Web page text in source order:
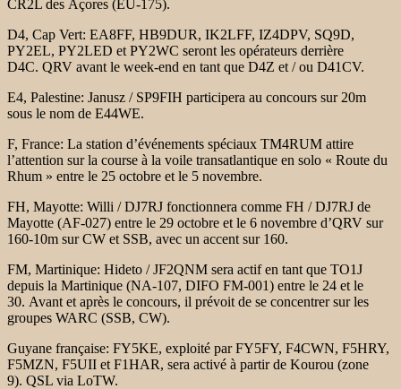
CR2L des Açores (EU-175).
D4, Cap Vert: EA8FF, HB9DUR, IK2LFF, IZ4DPV, SQ9D,
PY2EL, PY2LED et PY2WC seront les opérateurs derrière
D4C. QRV avant le week-end en tant que D4Z et / ou D41CV.
E4, Palestine: Janusz / SP9FIH participera au concours sur 20m
sous le nom de E44WE.
F, France: La station d’événements spéciaux TM4RUM attire
l’attention sur la course à la voile transatlantique en solo « Route du
Rhum » entre le 25 octobre et le 5 novembre.
FH, Mayotte: Willi / DJ7RJ fonctionnera comme FH / DJ7RJ de
Mayotte (AF-027) entre le 29 octobre et le 6 novembre d’QRV sur
160-10m sur CW et SSB, avec un accent sur 160.
FM, Martinique: Hideto / JF2QNM sera actif en tant que TO1J
depuis la Martinique (NA-107, DIFO FM-001) entre le 24 et le
30. Avant et après le concours, il prévoit de se concentrer sur les
groupes WARC (SSB, CW).
Guyane française: FY5KE, exploité par FY5FY, F4CWN, F5HRY,
F5MZN, F5UII et F1HAR, sera activé à partir de Kourou (zone
9). QSL via LoTW.